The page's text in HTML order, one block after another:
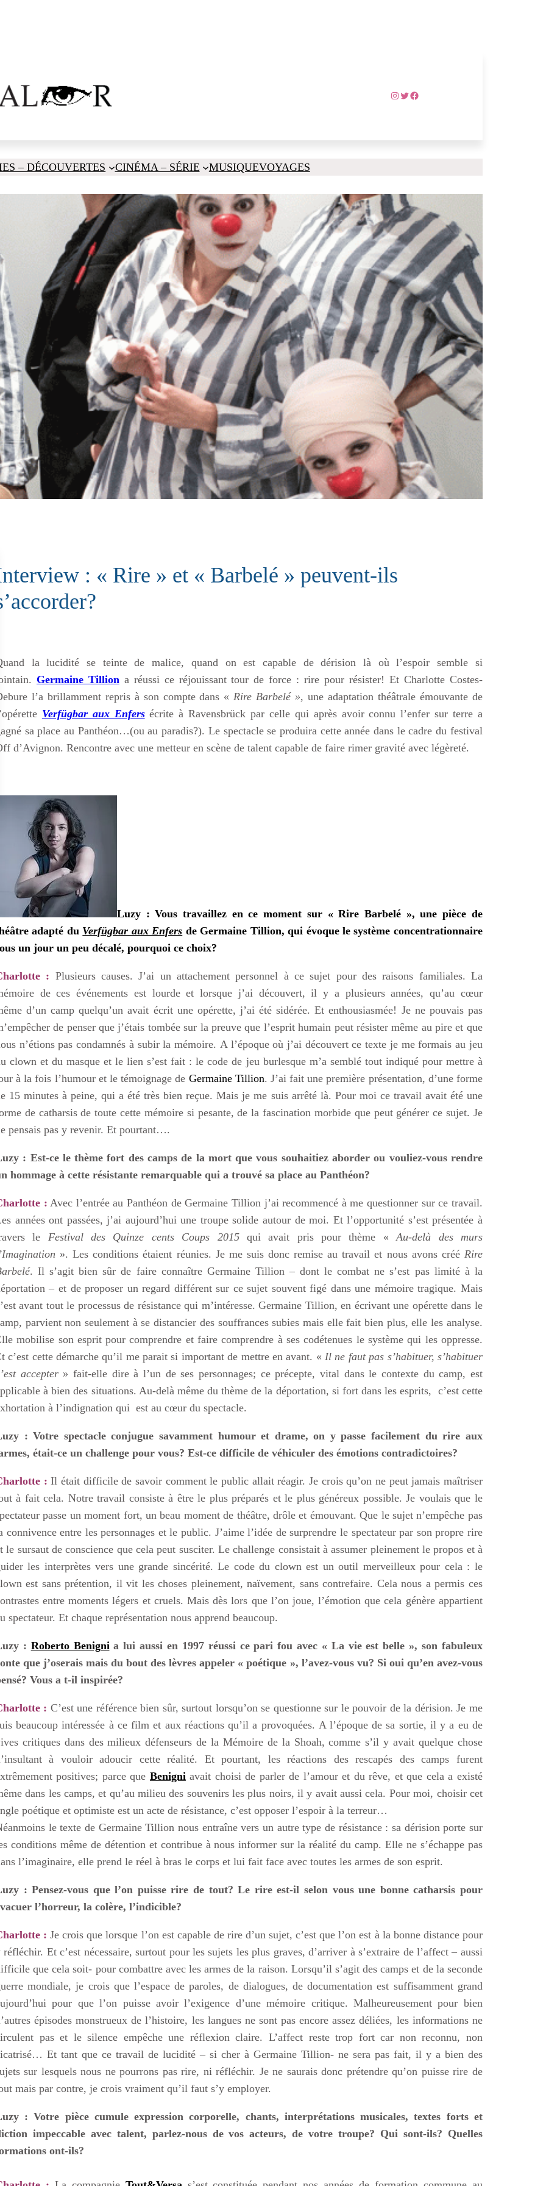
Instagram
TwitterFacebook
– DÉCOUVERTES CINÉMA – SÉRIE MUSIQUEVOYAGES
: « Rire » et « Barbelé » peuvent-ils
la lucidité se teinte de malice, quand on est capable de dérision là où l’espoir semble si
Germaine Tillion a réussi ce réjouissant tour de force : rire pour résister! Et Charlotte Costes-
l’a brillamment repris à son compte dans « Rire Barbelé », une adaptation théâtrale émouvante de
Verfügbar aux Enfers écrite à Ravensbrück par celle qui après avoir connu l’enfer sur terre a
sa place au Panthéon…(ou au paradis?). Le spectacle se produira cette année dans le cadre du festival
d’Avignon. Rencontre avec une metteur en scène de talent capable de faire rimer gravité avec légèreté.
Luzy : Vous travaillez en ce moment sur « Rire Barbelé », une pièce de
adapté du Verfügbar aux Enfers de Germaine Tillion, qui évoque le système concentrationnaire
un jour un peu décalé, pourquoi ce choix?
: Plusieurs causes. J’ai un attachement personnel à ce sujet pour des raisons familiales. La
de ces événements est lourde et lorsque j’ai découvert, il y a plusieurs années, qu’au cœur
d’un camp quelqu’un avait écrit une opérette, j’ai été sidérée. Et enthousiasmée! Je ne pouvais pas
de penser que j’étais tombée sur la preuve que l’esprit humain peut résister même au pire et que
n’étions pas condamnés à subir la mémoire. A l’époque où j’ai découvert ce texte je me formais au jeu
clown et du masque et le lien s’est fait : le code de jeu burlesque m’a semblé tout indiqué pour mettre à
à la fois l’humour et le témoignage de Germaine Tillion. J’ai fait une première présentation, d’une forme
15 minutes à peine, qui a été très bien reçue. Mais je me suis arrêté là. Pour moi ce travail avait été une
de catharsis de toute cette mémoire si pesante, de la fascination morbide que peut générer ce sujet. Je
pensais pas y revenir. Et pourtant….
: Est-ce le thème fort des camps de la mort que vous souhaitiez aborder ou vouliez-vous rendre
hommage à cette résistante remarquable qui a trouvé sa place au Panthéon?
: Avec l’entrée au Panthéon de Germaine Tillion j’ai recommencé à me questionner sur ce travail.
années ont passées, j’ai aujourd’hui une troupe solide autour de moi. Et l’opportunité s’est présentée à
le Festival des Quinze cents Coups 2015qui avait pris pour thème «Au-delà des murs
». Les conditions étaient réunies. Je me suis donc remise au travail et nous avons créé Rire
. Il s’agit bien sûr de faire connaître Germaine Tillion – dont le combat ne s’est pas limité à la
– et de proposer un regard différent sur ce sujet souvent figé dans une mémoire tragique. Mais
avant tout le processus de résistance qui m’intéresse. Germaine Tillion, en écrivant une opérette dans le
parvient non seulement à se distancier des souffrances subies mais elle fait bien plus, elle les analyse.
mobilise son esprit pour comprendre et faire comprendre à ses codétenues le système qui les oppresse.
c’est cette démarche qu’il me parait si important de mettre en avant. « Il ne faut pas s’habituer, s’habituer
accepter» fait-elle dire à l’un de ses personnages; ce précepte, vital dans le contexte du camp, est
à bien des situations. Au-delà même du thème de la déportation, si fort dans les esprits, c’est cette
à l’indignation qui est au cœur du spectacle.
: Votre spectacle conjugue savamment humour et drame, on y passe facilement du rire aux
était-ce un challenge pour vous? Est-ce difficile de véhiculer des émotions contradictoires?
:Il était difficile de savoir comment le public allait réagir. Je crois qu’on ne peut jamais maîtriser
à fait cela. Notre travail consiste à être le plus préparés et le plus généreux possible. Je voulais que le
passe un moment fort, un beau moment de théâtre, drôle et émouvant. Que le sujet n’empêche pas
connivence entre les personnages et le public. J’aime l’idée de surprendre le spectateur par son propre rire
le sursaut de conscience que cela peut susciter. Le challenge consistait à assumer pleinement le propos et à
les interprètes vers une grande sincérité. Le code du clown est un outil merveilleux pour cela : le
est sans prétention, il vit les choses pleinement, naïvement, sans contrefaire. Cela nous a permis ces
entre moments légers et cruels. Mais dès lors que l’on joue, l’émotion que cela génère appartient
spectateur. Et chaque représentation nous apprend beaucoup.
: Roberto Benigni a lui aussi en 1997 réussi ce pari fou avec « La vie est belle », son fabuleux
que j’oserais mais du bout des lèvres appeler « poétique », l’avez-vous vu? Si oui qu’en avez-vous
Vous a t-il inspirée?
: C’est une référence bien sûr, surtout lorsqu’on se questionne sur le pouvoir de la dérision. Je me
beaucoup intéressée à ce film et aux réactions qu’il a provoquées. A l’époque de sa sortie, il y a eu de
critiques dans des milieux défenseurs de la Mémoire de la Shoah, comme s’il y avait quelque chose
à vouloir adoucir cette réalité. Et pourtant, les réactions des rescapés des camps furent
positives; parce que Benigni avait choisi de parler de l’amour et du rêve, et que cela a existé
dans les camps, et qu’au milieu des souvenirs les plus noirs, il y avait aussi cela. Pour moi, choisir cet
poétique et optimiste est un acte de résistance, c’est opposer l’espoir à la terreur…
le texte de Germaine Tillion nous entraîne vers un autre type de résistance : sa dérision porte sur
conditions même de détention et contribue à nous informer sur la réalité du camp. Elle ne s’échappe pas
l’imaginaire, elle prend le réel à bras le corps et lui fait face avec toutes les armes de son esprit.
: Pensez-vous que l’on puisse rire de tout? Le rire est-il selon vous une bonne catharsis pour
l’horreur, la colère, l’indicible?
: Je crois que lorsque l’on est capable de rire d’un sujet, c’est que l’on est à la bonne distance pour
réfléchir. Et c’est nécessaire, surtout pour les sujets les plus graves, d’arriver à s’extraire de l’affect – aussi
que cela soit- pour combattre avec les armes de la raison. Lorsqu’il s’agit des camps et de la seconde
mondiale, je crois que l’espace de paroles, de dialogues, de documentation est suffisamment grand
pour que l’on puisse avoir l’exigence d’une mémoire critique. Malheureusement pour bien
épisodes monstrueux de l’histoire, les langues ne sont pas encore assez déliées, les informations ne
pas et le silence empêche une réflexion claire. L’affect reste trop fort car non reconnu, non
Et tant que ce travail de lucidité – si cher à Germaine Tillion- ne sera pas fait, il y a bien des
sur lesquels nous ne pourrons pas rire, ni réfléchir. Je ne saurais donc prétendre qu’on puisse rire de
mais par contre, je crois vraiment qu’il faut s’y employer.
: Votre pièce cumule expression corporelle, chants, interprétations musicales, textes forts et
impeccable avec talent, parlez-nous de vos acteurs, de votre troupe? Qui sont-ils? Quelles
ont-ils?